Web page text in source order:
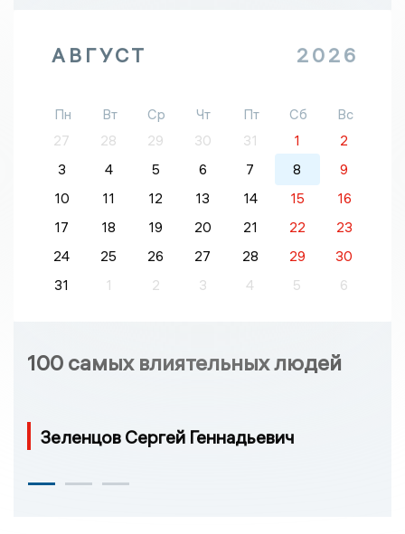
АВГУСТ 2026
Пн Вт Ср Чт Пт Сб
Вс
27
28 29 30 31 1
2
3
4 5 6 7 8
9
10
11 12 13 14 15
16
17
18 19 20 21 22
23
24
25 26 27 28 29
30
31
1 2 3 4 5 6
100 самых влиятельных людей
Зеленцов Сергей Геннадьевич